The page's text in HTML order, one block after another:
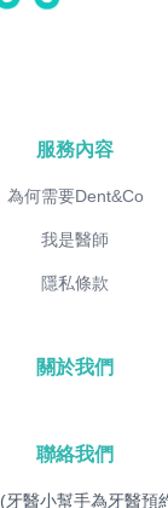
服務內容
為何需要Dent&Co
我是醫師
隱私條款
關於我們
聯絡我們
(牙醫小幫手為牙醫預